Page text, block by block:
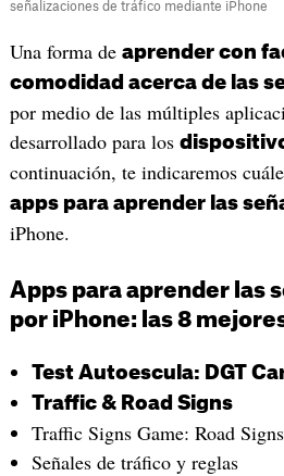
señalizaciones de tráfico mediante iPhone
Una forma de aprender con
comodidad acerca de las
por medio de las múltiples
desarrollado para los
continuación, te indicaremos
apps para aprender las
iPhone.
Apps para aprender las
por iPhone: las 8
‎Test Autoescula: DGT
‎Traffic & Road Signs
‎Traffic Signs Game: Road Signs
‎Señales de tráfico y reglas